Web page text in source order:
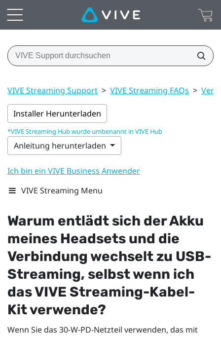
VIVE Streaming Support > VIVE Streaming FAQs >
Installer Herunterladen
*VIVE Streaming Hub wurde umbenannt in VIVE Hub
Anleitung herunterladen
Ich bin ein VIVE Business Anwender
VIVE Streaming Menu
Warum entlädt sich der Akku
meines Headsets und die
Verbindung wechselt zu USB-
Streaming, selbst wenn ich
dasVIVE Streaming-Kabel-
Kitverwende?
Wenn Sie das 30-W-PD-Netzteil verwenden, das mit